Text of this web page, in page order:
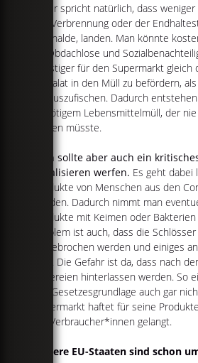
Dafür spricht natürlich, dass
der Verbrennung oder der
Müllhalde, landen. Man könnte
an Obdachlose und
günstiger für den Supermarkt gleich
an Salat in den Müll zu befördern,
herauszufischen. Dadurch
unnötigem Lebensmittelmüll, der
landen müsste.
Man sollte aber auch ein
Legalisieren werfen. Es geht dabei
Produkte von Menschen aus den
werden. Dadurch nimmt man
Produkte mit Keimen oder
Problem ist auch, dass die
aufgebrochen werden und einiges
wird. Die Gefahr ist da, dass nach
Sauereien hinterlassen werden. So
der Gesetzesgrundlage auch gar
Supermarkt haftet für seine
die Verbraucher*innen gelangt.
Andere EU-Staaten sind schon